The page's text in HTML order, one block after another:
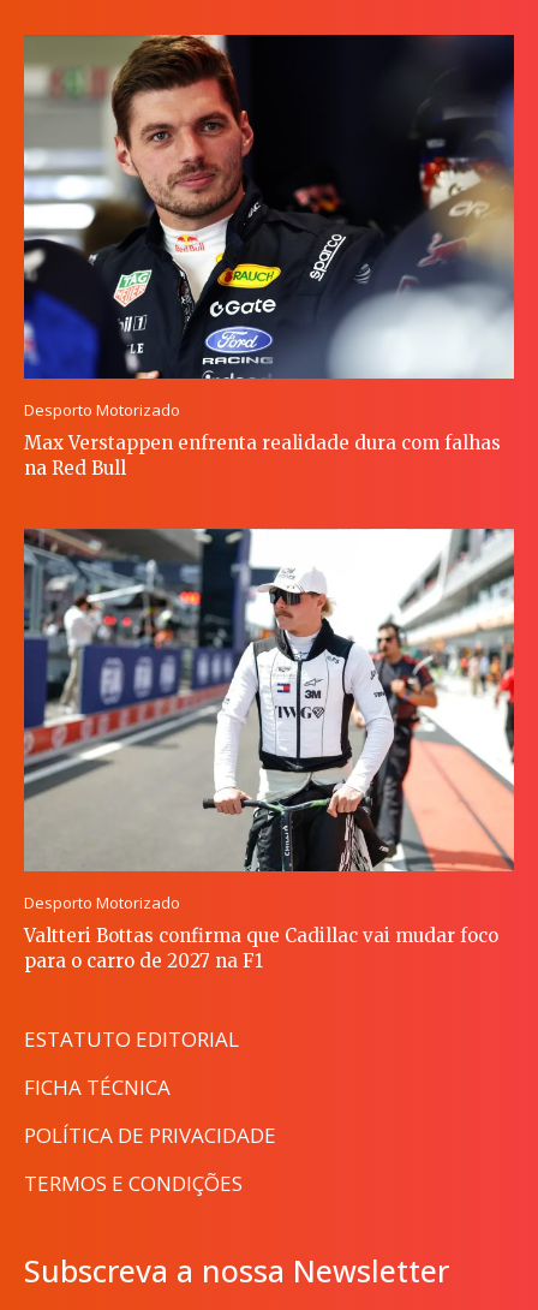
Desporto Motorizado
Max Verstappen enfrenta realidade dura com falhas
na Red Bull
Desporto Motorizado
Valtteri Bottas confirma que Cadillac vai mudar foco
para o carro de 2027 na F1
ESTATUTO EDITORIAL
FICHA TÉCNICA
POLÍTICA DE PRIVACIDADE
TERMOS E CONDIÇÕES
Subscreva a nossa Newsletter